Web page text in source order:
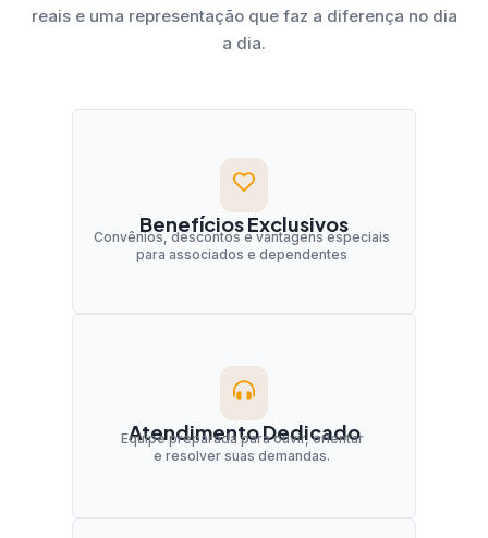
reais e uma representação que faz a diferença no dia
a dia.
Benefícios Exclusivos
Convênios, descontos e vantagens especiais
para associados e dependentes
Atendimento Dedicado
Equipe preparada para ouvir, orientar
e resolver suas demandas.